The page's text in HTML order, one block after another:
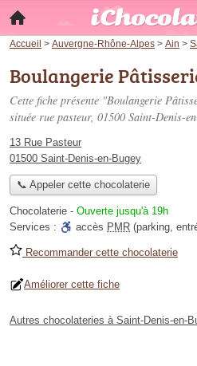
Accueil > Auvergne-Rhône-Alpes > Ain >
Boulangerie
Cette fiche présente "Boulangerie
située rue pasteur, 01500 Saint-Denis-
13 Rue Pasteur
01500 Saint-Denis-en-Bugey
📞 Appeler cette chocolaterie
Chocolaterie - Ouverte jusqu'à 19h
Services :
accès PMR (parking,
Recommander cette chocolaterie
Améliorer cette fiche
Autres chocolateries à Saint-Denis-en-